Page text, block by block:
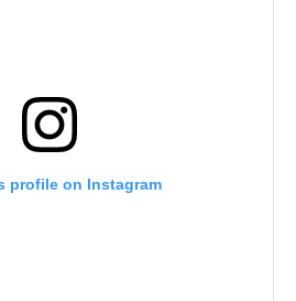
profile on Instagram